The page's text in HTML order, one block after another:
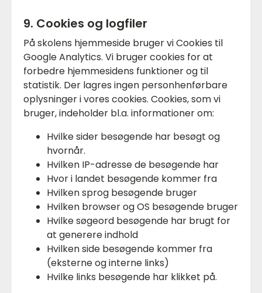
9. Cookies og logfiler
På skolens hjemmeside bruger vi Cookies til
Google Analytics. Vi bruger cookies for at
forbedre hjemmesidens funktioner og til
statistik. Der lagres ingen personhenførbare
oplysninger i vores cookies. Cookies, som vi
bruger, indeholder bl.a. informationer om:
Hvilke sider besøgende har besøgt og
hvornår.
Hvilken IP-adresse de besøgende har
Hvor i landet besøgende kommer fra
Hvilken sprog besøgende bruger
Hvilken browser og OS besøgende bruger
Hvilke søgeord besøgende har brugt for
at generere indhold
Hvilken side besøgende kommer fra
(eksterne og interne links)
Hvilke links besøgende har klikket på.